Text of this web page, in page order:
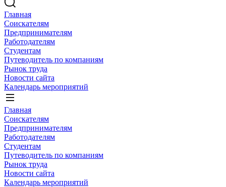
Главная
Соискателям
Предпринимателям
Работодателям
Студентам
Путеводитель по компаниям
Рынок труда
Новости сайта
Календарь мероприятий
Главная
Соискателям
Предпринимателям
Работодателям
Студентам
Путеводитель по компаниям
Рынок труда
Новости сайта
Календарь мероприятий